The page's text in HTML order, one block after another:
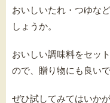
おいしいたれ・つゆな
しょうか。
おいしい調味料をセッ
ので、贈り物にも良い
ぜひ試してみてはいかが